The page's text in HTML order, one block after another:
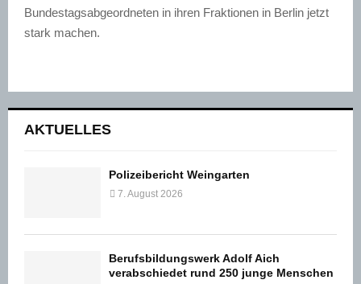
Bundestagsabgeordneten in ihren Fraktionen in Berlin jetzt
stark machen.
AKTUELLES
Polizeibericht Weingarten
7. August 2026
Berufsbildungswerk Adolf Aich
verabschiedet rund 250 junge Menschen